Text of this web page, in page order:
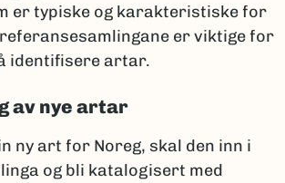
er typiske og karakteristiske for
er viktige for
identifisere artar.
av nye artar
ny art for Noreg, skal den inn i
og bli katalogisert med